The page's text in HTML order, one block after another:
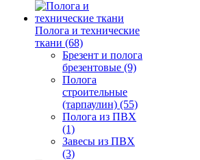
Полога и технические
ткани (68)
Брезент и полога
брезентовые (9)
Полога
строительные
(тарпаулин) (55)
Полога из ПВХ
(1)
Завесы из ПВХ
(3)